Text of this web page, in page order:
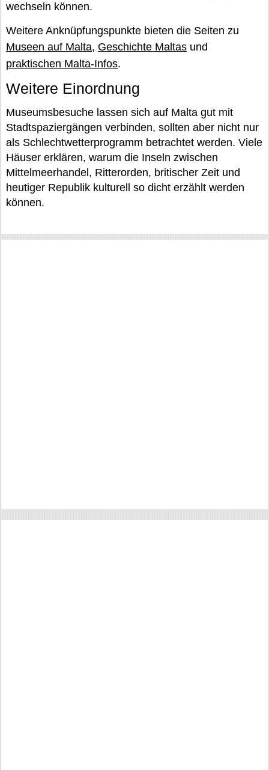
wechseln können.
Weitere Anknüpfungspunkte bieten die Seiten zu
Museen auf Malta, Geschichte Maltas und
praktischen Malta-Infos.
Weitere Einordnung
Museumsbesuche lassen sich auf Malta gut mit
Stadtspaziergängen verbinden, sollten aber nicht nur
als Schlechtwetterprogramm betrachtet werden. Viele
Häuser erklären, warum die Inseln zwischen
Mittelmeerhandel, Ritterorden, britischer Zeit und
heutiger Republik kulturell so dicht erzählt werden
können.